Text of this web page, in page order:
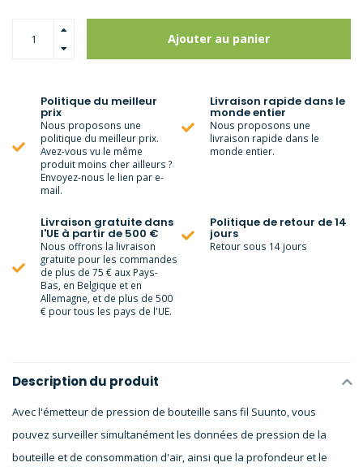
Ajouter au panier
Politique du meilleur
prix
Nous proposons une
politique du meilleur prix.
Avez-vous vu le même
produit moins cher ailleurs ?
Envoyez-nous le lien par e-
mail.
Livraison rapide dans le
monde entier
Nous proposons une
livraison rapide dans le
monde entier.
Livraison gratuite dans
l'UE à partir de 500 €
Nous offrons la livraison
gratuite pour les commandes
de plus de 75 € aux Pays-
Bas, en Belgique et en
Allemagne, et de plus de 500
€ pour tous les pays de l'UE.
Politique de retour de 14
jours
Retour sous 14 jours
Description du produit
Avec l'émetteur de pression de bouteille sans fil Suunto, vous
pouvez surveiller simultanément les données de pression de la
bouteille et de consommation d'air, ainsi que la profondeur et le